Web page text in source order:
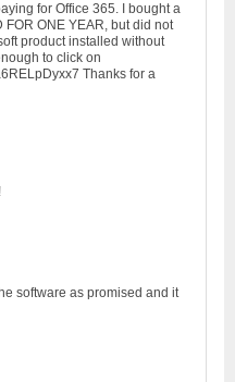
for Office 365. I bought a
FOR ONE YEAR, but did not
product installed without
to click on
Thanks for a
software as promised and it